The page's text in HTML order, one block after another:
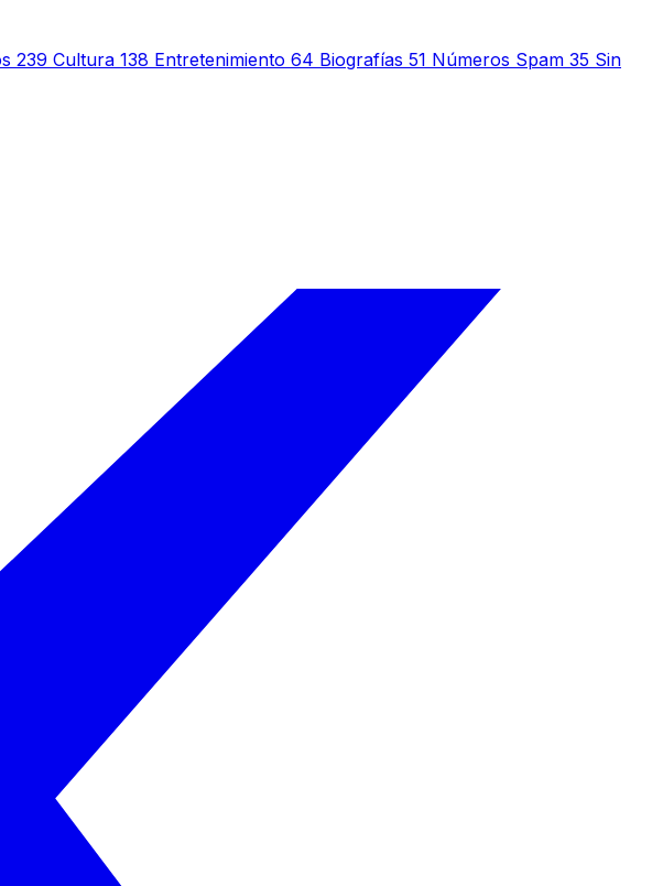
239 Cultura 138 Entretenimiento 64 Biografías 51 Números Spam 35 Sin